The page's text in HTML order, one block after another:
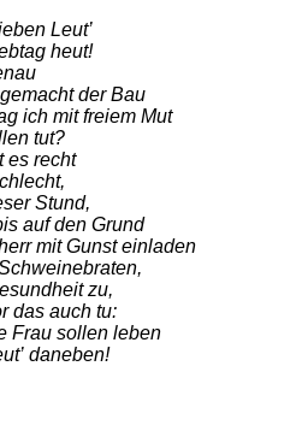
Leut’
heut!
der Bau
ich mit freiem Mut
tut?
es recht
Stund,
auf den Grund
mit Gunst einladen
zu,
das auch tu:
Frau sollen leben
daneben!